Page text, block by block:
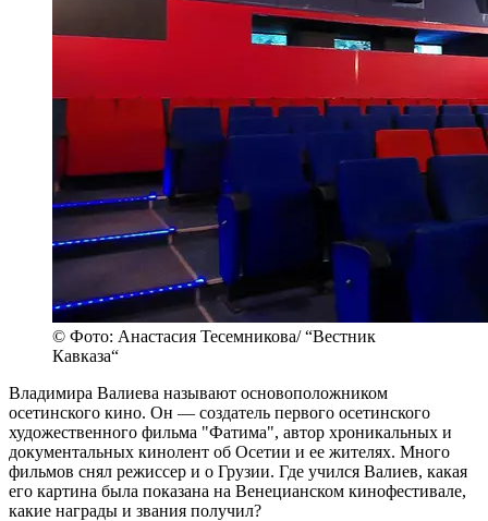
© Фото: Анастасия Тесемникова/ “Вестник
Кавказа“
Владимира Валиева называют основоположником
осетинского кино. Он — создатель первого осетинского
художественного фильма "Фатима", автор хроникальных и
документальных кинолент об Осетии и ее жителях. Много
фильмов снял режиссер и о Грузии. Где учился Валиев, какая
его картина была показана на Венецианском кинофестивале,
какие награды и звания получил?